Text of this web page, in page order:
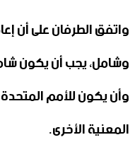
واتفق الطرفان على أن
وشامل، يجب أن يكون
وأن يكون للأمم
المعنية الأخرى.